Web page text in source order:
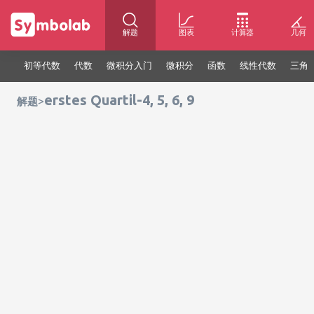
解题 图表 计算器 几何
初等代数 代数 微积分入门 微积分 函数 线性代数 三角
解题>erstes Quartil-4, 5, 6, 9